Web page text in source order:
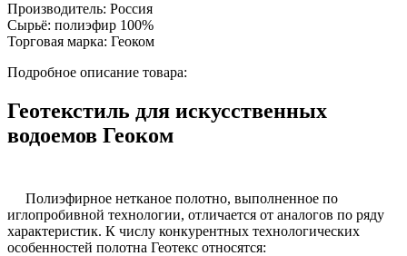
Производитель: Россия
Сырьё: полиэфир 100%
Торговая марка: Геоком
Подробное описание товара:
Геотекстиль для искусственных
водоемов Геоком
Полиэфирное нетканое полотно, выполненное по
иглопробивной технологии, отличается от аналогов по ряду
характеристик. К числу конкурентных технологических
особенностей полотна Геотекс относятся: